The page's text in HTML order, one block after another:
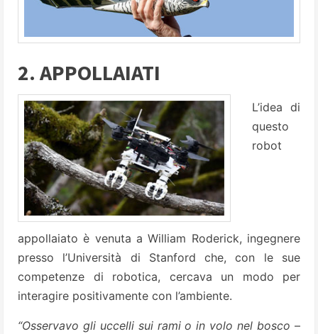
2. APPOLLAIATI
L’idea di
questo
robot
appollaiato è venuta a William Roderick, ingegnere
presso l’Università di Stanford che, con le sue
competenze di robotica, cercava un modo per
interagire positivamente con l’ambiente.
“Osservavo gli uccelli sui rami o in volo nel bosco –